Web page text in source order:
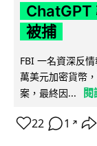
ChatGPT
被捕
FBI 一名資深反
萬美元加密貨幣
案，最終因...
閱
22 1 ↗